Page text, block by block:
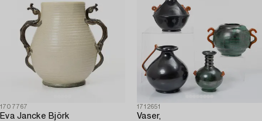
1707767
Eva Jancke Björk
1712651
Vaser,